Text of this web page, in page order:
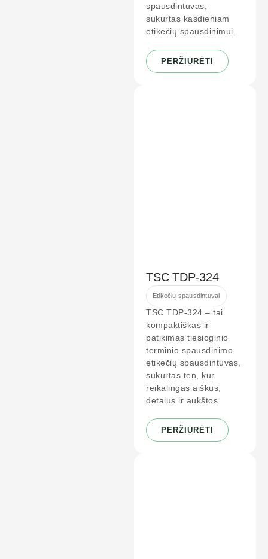
spausdintuvas,
sukurtas kasdieniam
etikečių spausdinimui.
PERŽIŪRĖTI
TSC TDP-324
Etikečių spausdintuvai
TSC TDP-324 – tai
kompaktiškas ir
patikimas tiesioginio
terminio spausdinimo
etikečių spausdintuvas,
sukurtas ten, kur
reikalingas aiškus,
detalus ir aukštos
PERŽIŪRĖTI